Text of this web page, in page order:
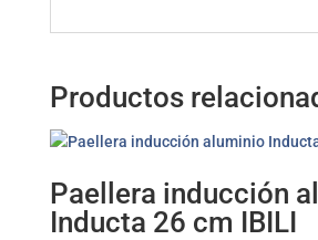
Productos
Paellera inducción
Inducta 26 cm IBILI